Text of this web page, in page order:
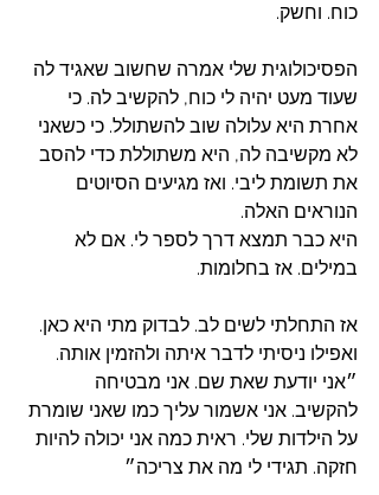
כוח. וחשק.
הפסיכולוגית שלי אמרה שחשוב שאגיד לה
שעוד מעט יהיה לי כוח, להקשיב לה. כי
אחרת היא עלולה שוב להשתולל. כי כשאני
לא מקשיבה לה, היא משתוללת כדי להסב
את תשומת ליבי. ואז מגיעים הסיוטים
הנוראים האלה.
היא כבר תמצא דרך לספר לי. אם לא
במילים. אז בחלומות.
אז התחלתי לשים לב. לבדוק מתי היא כאן.
ואפילו ניסיתי לדבר איתה ולהזמין אותה.
״אני יודעת שאת שם. אני מבטיחה
להקשיב. אני אשמור עליך כמו שאני שומרת
על הילדות שלי. ראית כמה אני יכולה להיות
חזקה. תגידי לי מה את צריכה״